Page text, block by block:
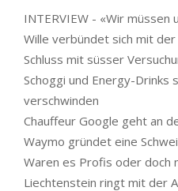
INTERVIEW - «Wir müssen
Wille verbündet sich mit
Schluss mit süsser
Schoggi und Energy-Drinks
verschwinden
Chauffeur Google geht an
Waymo gründet eine
Waren es Profis oder doch
Liechtenstein ringt mit der